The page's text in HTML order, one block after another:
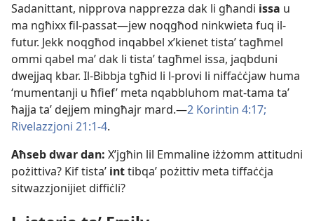
Sadanittant, nipprova napprezza dak li għandi issa u
ma ngħixx fil-​passat—jew noqgħod ninkwieta fuq il-​
futur. Jekk noqgħod inqabbel x’kienet tistaʼ tagħmel
ommi qabel maʼ dak li tistaʼ tagħmel issa, jaqbduni
dwejjaq kbar. Il-​Bibbja tgħid li l-​provi li niffaċċjaw huma
‘mumentanji u ħfief’ meta nqabbluhom mat-​tama taʼ
ħajja taʼ dejjem mingħajr mard.​—2 Korintin 4:17;
Rivelazzjoni 21:1-​4.
Aħseb dwar dan: X’jgħin lil Emmaline iżżomm attitudni
pożittiva? Kif tistaʼ inttibqaʼ pożittiv meta tiffaċċja
sitwazzjonijiet diffiċli?